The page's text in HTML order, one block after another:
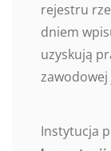
rejestru
dniem
uzyskują
Instytucja